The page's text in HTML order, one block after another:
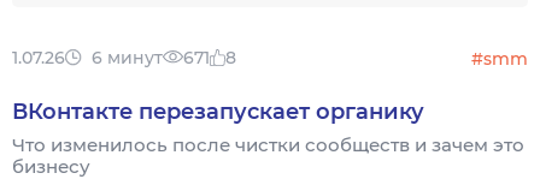
1.07.26 6 минут 671 8 #smm
ВКонтакте перезапускает органику
Что изменилось после чистки сообществ и зачем это
бизнесу